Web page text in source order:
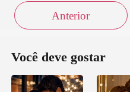
Anterior
Você deve gostar